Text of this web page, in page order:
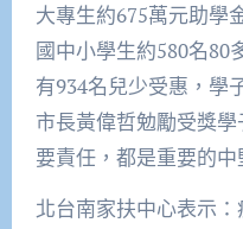
大專生約675萬元助學
國中小學生約580名80
有934名兒少受惠，學
市長黃偉哲勉勵受獎
要責任，都是重要的中
北台南家扶中心表示